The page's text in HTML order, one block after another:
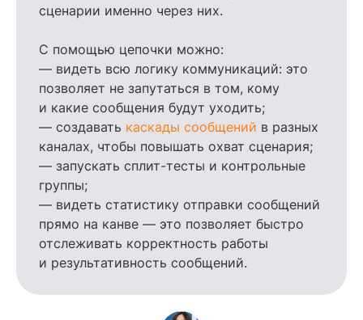
сценарии именно через них.
С помощью цепочки можно:
— видеть всю логику коммуникаций: это
позволяет не запутаться в том, кому
и какие сообщения будут уходить;
— создавать каскады сообщений в разных
каналах, чтобы повышать охват сценария;
— запускать сплит-тесты и контрольные
группы;
— видеть статистику отправки сообщений
прямо на канве — это позволяет быстро
отслеживать корректность работы
и результативность сообщений.